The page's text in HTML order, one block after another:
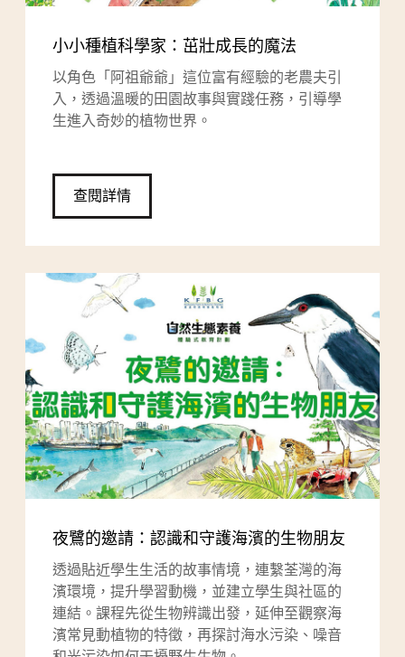
小小種植科學家：茁壯成長的魔法
以角色「阿祖爺爺」這位富有經驗的老農夫引
入，透過溫暖的田園故事與實踐任務，引導學
生進入奇妙的植物世界。
查閱詳情
夜鷺的邀請：認識和守護海濱的生物朋友
透過貼近學生生活的故事情境，連繫荃灣的海
濱環境，提升學習動機，並建立學生與社區的
連結。課程先從生物辨識出發，延伸至觀察海
濱常見動植物的特徵，再探討海水污染、噪音